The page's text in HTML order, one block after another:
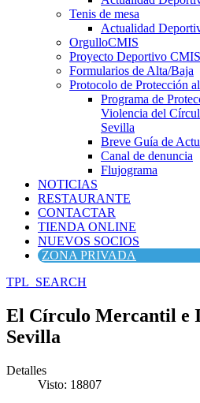
Tenis de mesa
Actualidad
OrgulloCMIS
Proyecto Deportivo
Formularios de Alta/Baja
Protocolo de Protección
Programa de
Violencia del
Sevilla
Breve Guía de
Canal de denuncia
Flujograma
NOTICIAS
RESTAURANTE
CONTACTAR
TIENDA ONLINE
NUEVOS SOCIOS
ZONA PRIVADA
TPL_SEARCH
El Círculo Mercantil e
Sevilla
Detalles
Visto: 18807